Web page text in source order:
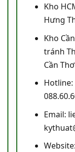
Kho
Hưng
Kho
tránh
Cần Thơ
Hotline:
Email: